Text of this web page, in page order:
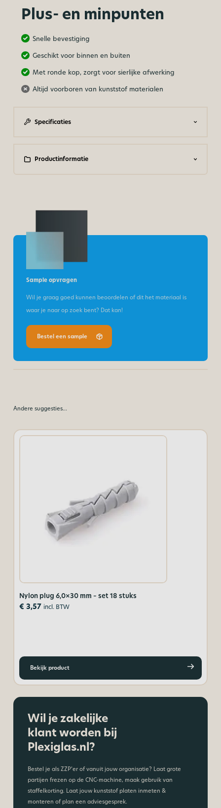
Plus- en minpunten
Snelle bevestiging
Geschikt voor binnen en buiten
Met ronde kop, zorgt voor sierlijke afwerking
Altijd voorboren van kunststof materialen
Specificaties
Productinformatie
Sample opvragen
Wil je graag goed kunnen beoordelen of dit het materiaal is
waar je naar op zoek bent? Dat kan!
Bestel een sample
Andere suggesties…
Nylon plug 6,0×30 mm – set 18 stuks
€ 3,57 incl. BTW
Bekijk product
Wil je zakelijke
klant worden bij
Plexiglas.nl?
Bestel je als ZZP’er of vanuit jouw organisatie? Laat grote
partijen frezen op de CNC-machine, maak gebruik van
staffelkorting. Laat jouw kunststof platen inmeten &
monteren of plan een adviesgesprek.